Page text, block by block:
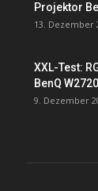
Projektor
13. Dezember
XXL-Test:
BenQ
9. Dezember